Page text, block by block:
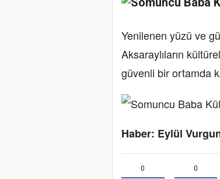
Yenilenen yüzü ve
Aksaraylıların
güvenli bir ortamda
Haber: Eylül
0 0